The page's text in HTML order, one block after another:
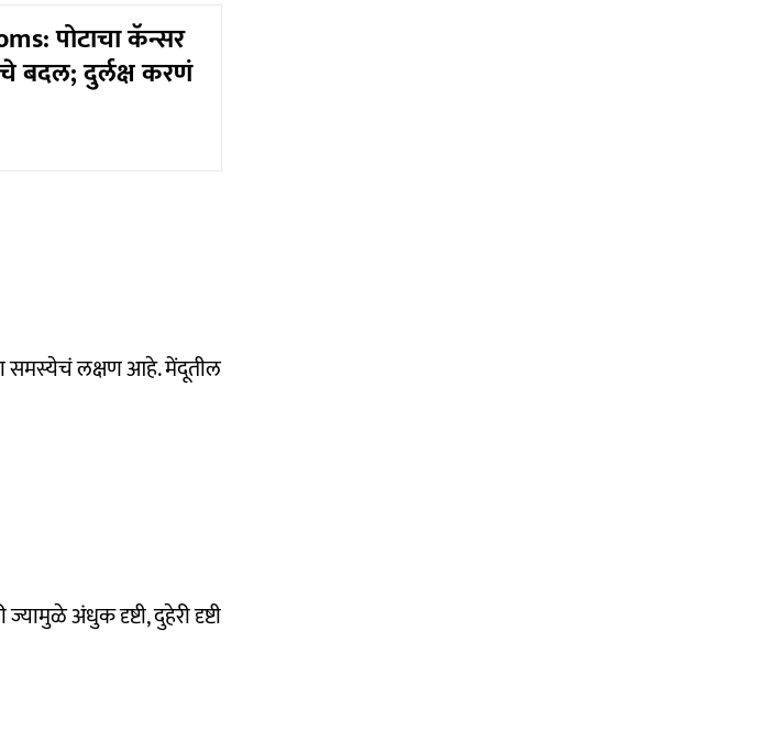
पोटाचा कॅन्सर
बदल; दुर्लक्ष करणं
समस्येचं लक्षण आहे. मेंदूतील
अंधुक दृष्टी, दुहेरी दृष्टी